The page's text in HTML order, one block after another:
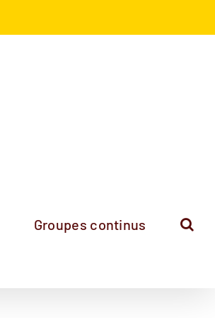
Groupes continus